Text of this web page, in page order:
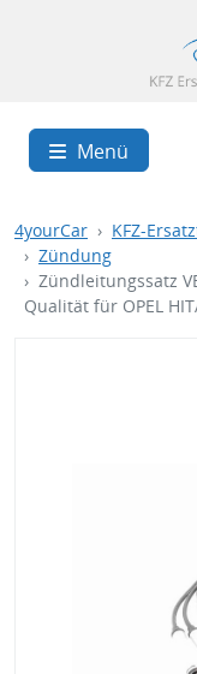
Menü
4yourCar KFZ-
Zündung
Zündleitungssatz
Qualität für OPEL